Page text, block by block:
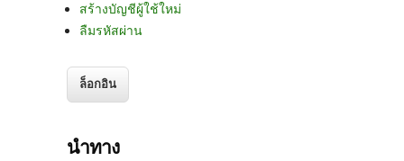
สร้างบัญชีผู้ใช้ใหม่
ลืมรหัสผ่าน
นำทาง